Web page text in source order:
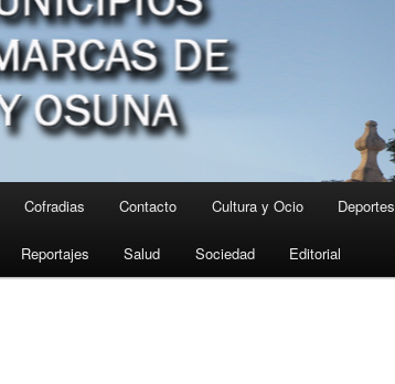
Cofradias Contacto Cultura y Ocio Deportes
Reportajes Salud Sociedad Editorial